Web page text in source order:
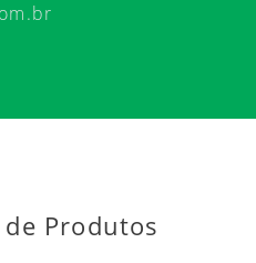
Produtos